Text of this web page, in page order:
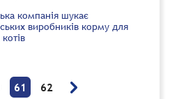
компанія шукає
виробників корму для
61 62